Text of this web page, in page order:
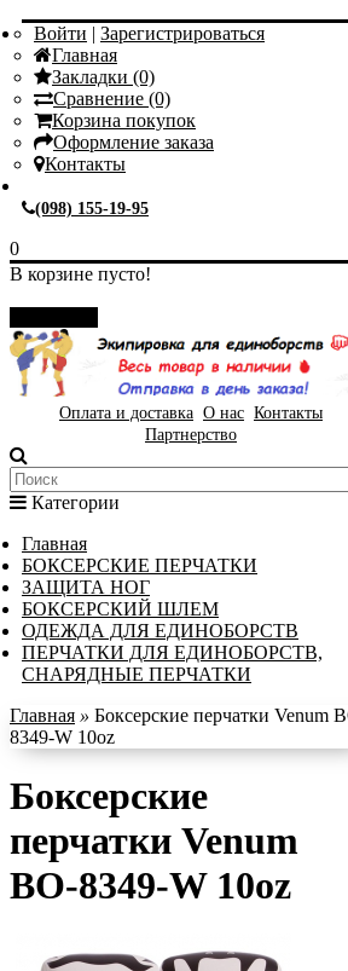
Войти | Зарегистрироваться
Главная
Закладки (0)
Сравнение (0)
Корзина покупок
Оформление заказа
Контакты
(098) 155-19-95
0
В корзине пусто!
Оплата и доставка О нас Контакты
Партнерство
Категории
Главная
БОКСЕРСКИЕ ПЕРЧАТКИ
ЗАЩИТА НОГ
БОКСЕРСКИЙ ШЛЕМ
ОДЕЖДА ДЛЯ ЕДИНОБОРСТВ
ПЕРЧАТКИ ДЛЯ ЕДИНОБОРСТВ,
СНАРЯДНЫЕ ПЕРЧАТКИ
Главная » Боксерские перчатки Venum
8349-W 10oz
Боксерские
перчатки Venum
BO-8349-W 10oz